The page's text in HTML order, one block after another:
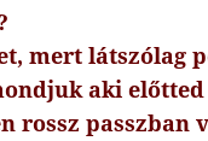
mert látszólag
aki előtted
rossz passzban